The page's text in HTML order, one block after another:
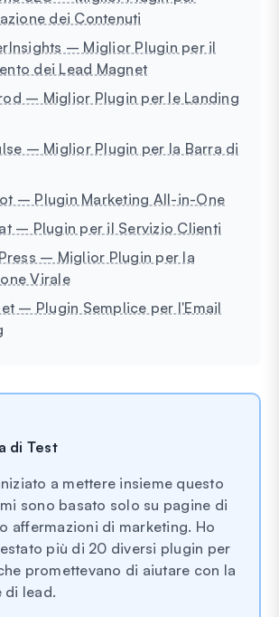
dei Contenuti
– Miglior Plugin per il
dei Lead Magnet
– Miglior Plugin per le Landing
– Miglior Plugin per la Barra di
– Plugin Marketing All-in-One
– Plugin per il Servizio Clienti
– Miglior Plugin per la
Virale
– Plugin Semplice per l'Email
di Test
a mettere insieme questo
sono basato solo su pagine di
affermazioni di marketing. Ho
più di 20 diversi plugin per
promettevano di aiutare con la
di lead.